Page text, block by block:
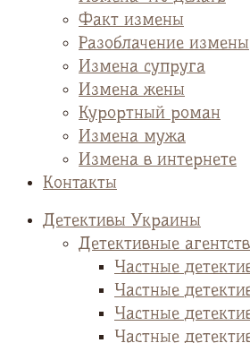
Факт измены
Разоблачение измены
Измена супруга
Измена жены
Курортный роман
Измена мужа
Измена в интернете
Контакты
Детективы Украины
Детективные
Частные
Частные
Частные
Частные